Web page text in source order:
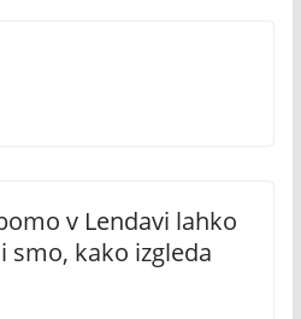
v Lendavi lahko
smo, kako izgleda